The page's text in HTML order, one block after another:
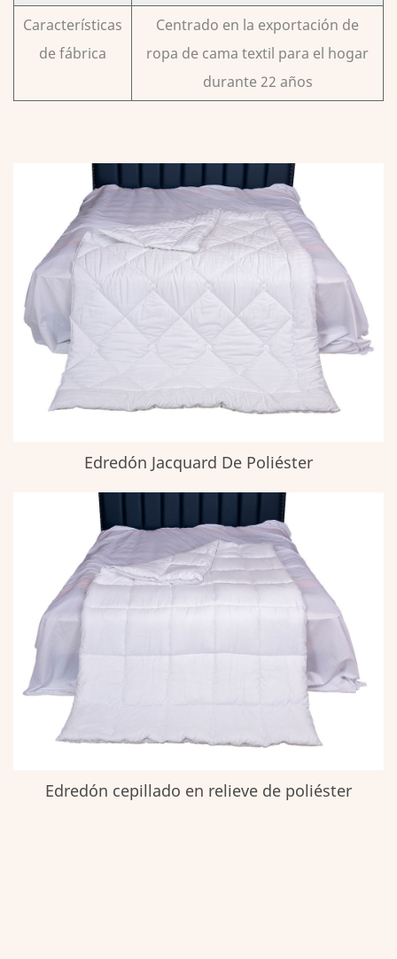
Características
de fábrica
Centrado en la exportación de
ropa de cama textil para el hogar
durante 22 años
Edredón Jacquard De Poliéster
Edredón cepillado en relieve de poliéster